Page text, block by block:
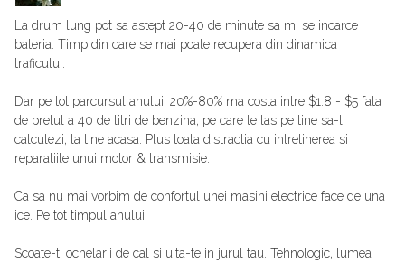
La drum lung pot sa astept 20-40 de minute sa mi se incarce
bateria. Timp din care se mai poate recupera din dinamica
traficului.
Dar pe tot parcursul anului, 20%-80% ma costa intre $1.8 - $5 fata
de pretul a 40 de litri de benzina, pe care te las pe tine sa-l
calculezi, la tine acasa. Plus toata distractia cu intretinerea si
reparatiile unui motor & transmisie.
Ca sa nu mai vorbim de confortul unei masini electrice face de una
ice. Pe tot timpul anului.
Scoate-ti ochelarii de cal si uita-te in jurul tau. Tehnologic, lumea